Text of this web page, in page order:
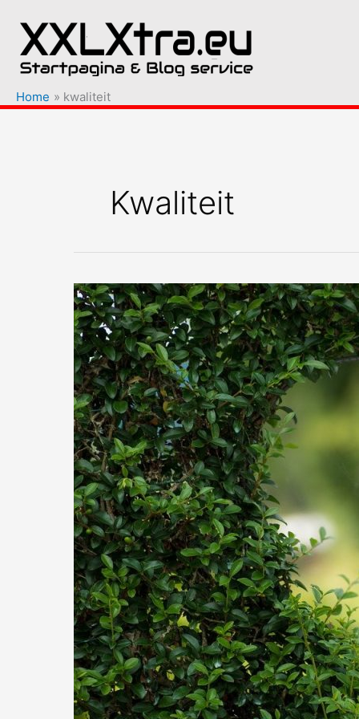
naar
inhoud
Home kwaliteit
Kwaliteit